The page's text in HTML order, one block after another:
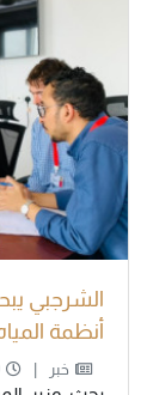
الشرجبي
أنظمة
خبر